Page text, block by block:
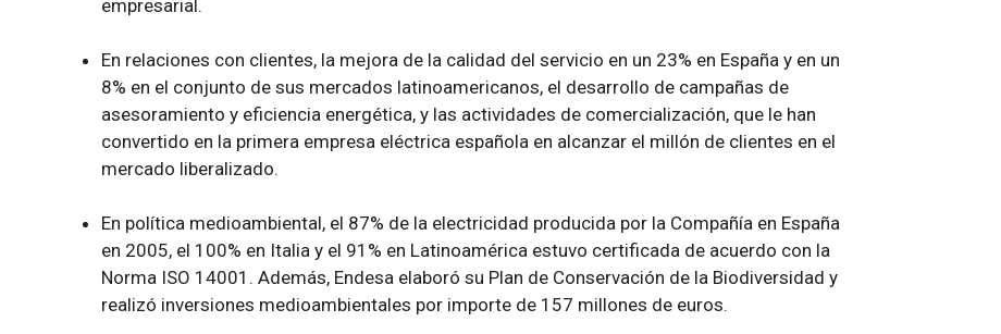
empresarial.
En relaciones con clientes, la mejora de la calidad del servicio en un 23% en España y en un
8% en el conjunto de sus mercados latinoamericanos, el desarrollo de campañas de
asesoramiento y eficiencia energética, y las actividades de comercialización, que le han
convertido en la primera empresa eléctrica española en alcanzar el millón de clientes en el
mercado liberalizado.
En política medioambiental, el 87% de la electricidad producida por la Compañía en España
en 2005, el 100% en Italia y el 91% en Latinoamérica estuvo certificada de acuerdo con la
Norma ISO 14001. Además, Endesa elaboró su Plan de Conservación de la Biodiversidad y
realizó inversiones medioambientales por importe de 157 millones de euros.